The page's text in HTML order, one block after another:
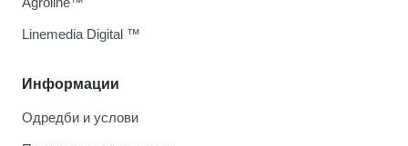
Информации
Одредби и услови
Linemedia Digital ™